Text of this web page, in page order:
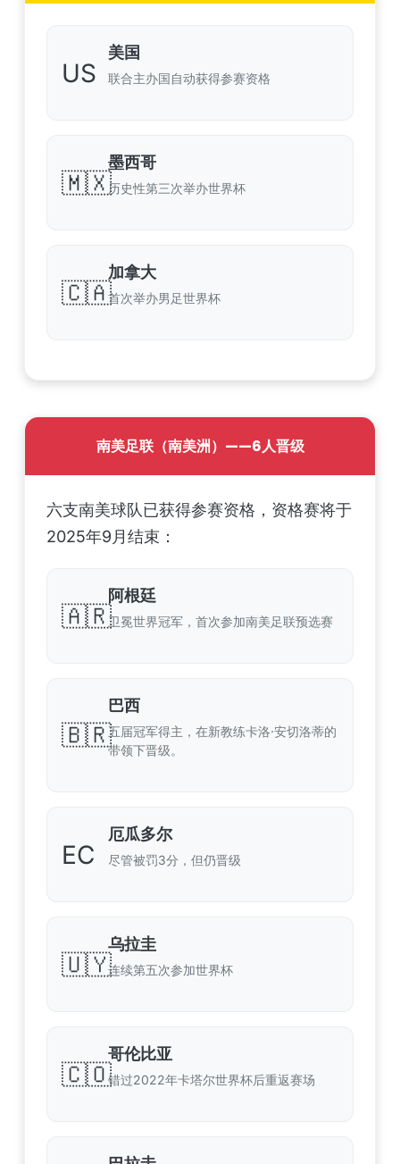
US
美国
联合主办国自动获得参赛资格
🇲🇽
墨西哥
历史性第三次举办世界杯
🇨🇦
加拿大
首次举办男足世界杯
南美足联（南美洲）——6人晋级
六支南美球队已获得参赛资格，资格赛将于
2025年9月结束：
🇦🇷
阿根廷
卫冕世界冠军，首次参加南美足联预选赛
🇧🇷
巴西
五届冠军得主，在新教练卡洛·安切洛蒂的
带领下晋级。
EC
厄瓜多尔
尽管被罚3分，但仍晋级
🇺🇾
乌拉圭
连续第五次参加世界杯
🇨🇴
哥伦比亚
错过2022年卡塔尔世界杯后重返赛场